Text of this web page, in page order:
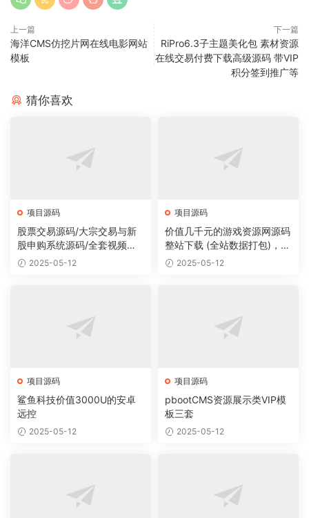
上一篇
海洋CMS仿挖片网在线电影网站
模板
下一篇
RiPro6.3子主题美化包 素材资源
在线交易付费下载高级源码 带VIP
积分签到推广等
猜你喜欢
项目源码
股票交易源码/大宗交易与新
股申购系统源码/全套视频教
程 2025-05-12
项目源码
价值几千元的游戏资源网源码
整站下载 (全站数据打包)，数
据里面有200多个宝贝。
2025-05-12
项目源码
鲨鱼科技价值3000U的安卓
远控
2025-05-12
项目源码
pbootCMS资源展示类VIP模
板三套
2025-05-12